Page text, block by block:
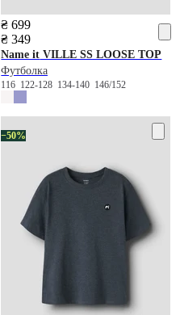
₴ 699
₴ 349
Name it VILLE SS LOOSE TOP
Футболка
116 122-128 134-140 146/152
−50%